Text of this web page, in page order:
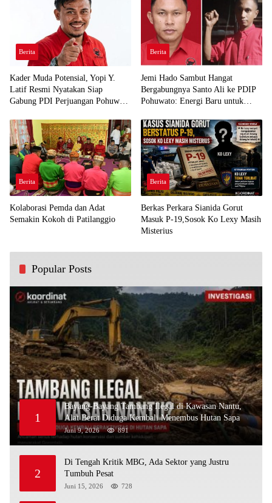
Berita
Kader Muda Potensial, Yopi Y.
Latif Resmi Nyatakan Siap
Gabung PDI Perjuangan Pohuwato
Berita
Jemi Hado Sambut Hangat
Bergabungnya Santo Ali ke PDIP
Pohuwato: Energi Baru untuk
Berita
Kolaborasi Pemda dan Adat
Semakin Kokoh di Patilanggio
Berita
Berkas Perkara Sianida Gorut
Masuk P-19,Sosok Ko Lexy Masih
Misterius
Popular Posts
1
Bayang-Bayang Tambang Ilegal di Kawasan Nantu,
Alat Berat Diduga Kembali Menembus Hutan Sapa
Juni 9, 2026 891
2
Di Tengah Kritik MBG, Ada Sektor yang Justru
Tumbuh Pesat
Juni 15, 2026 728